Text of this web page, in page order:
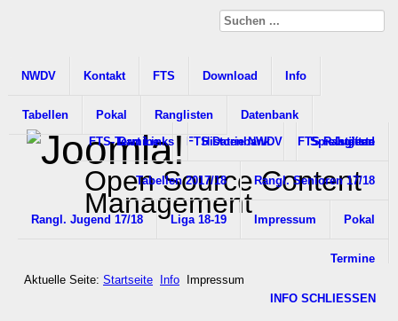
Open Source Content
Management
NWDV
Jugend
Kontakt FTS
FTS-Termine FTS Datenbank FTS Rangliste
Download Info
Dart Links Historie NWDV Spielstätten
Tabellen 2017/18 Rangl. Senioren 17/18
Rangl. Jugend 17/18 Liga 18-19 Impressum Pokal
Termine
Tabellen Pokal Ranglisten Datenbank
Aktuelle Seite: Startseite Info Impressum
INFO SCHLIESSEN